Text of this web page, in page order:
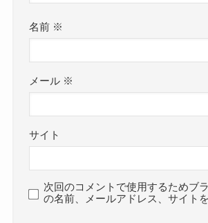
名前 ※
メール ※
サイト
次回のコメントで使用するためブ
の名前、メールアドレス、サイト